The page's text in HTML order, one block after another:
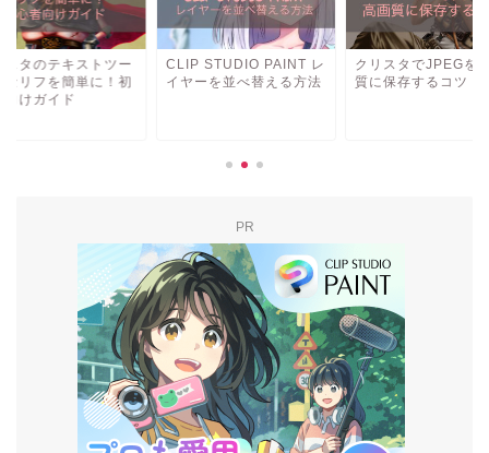
スタのテキストツー
セリフを簡単に！初
向けガイド
CLIP STUDIO PAINT レ
イヤーを並べ替える方法
クリスタでJPEGを
質に保存するコツ
PR